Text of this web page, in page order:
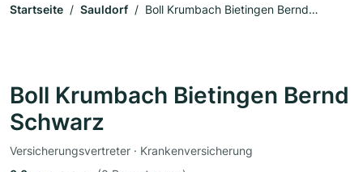
Startseite Sauldorf
Boll Krumbach Bietingen Bernd
Boll Krumbach Bietingen Bernd
Schwarz
Versicherungsvertreter · Krankenversicherung